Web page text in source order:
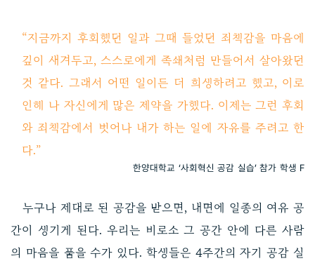
“지금까지 후회했던 일과 그때 들었던 죄책감을 마음에
깊이 새겨두고, 스스로에게 족쇄처럼 만들어서 살아왔던
것 같다. 그래서 어떤 일이든 더 희생하려고 했고, 이로
인해 나 자신에게 많은 제약을 가했다. 이제는 그런 후회
와 죄책감에서 벗어나 내가 하는 일에 자유를 주려고 한
다.”
한양대학교 ‘사회혁신 공감 실습’ 참가 학생 F
누구나 제대로 된 공감을 받으면, 내면에 일종의 여유 공
간이 생기게 된다. 우리는 비로소 그 공간 안에 다른 사람
의 마음을 품을 수가 있다. 학생들은 4주간의 자기 공감 실